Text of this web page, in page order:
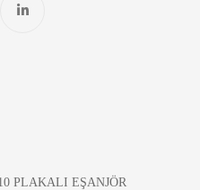
PLAKALI EŞANJÖR